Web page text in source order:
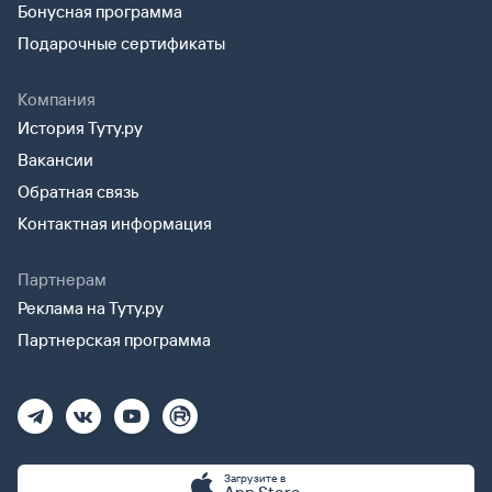
Бонусная программа
Подарочные сертификаты
Компания
История Туту.ру
Вакансии
Обратная связь
Контактная информация
Партнерам
Реклама на Туту.ру
Партнерская программа
Загрузите в